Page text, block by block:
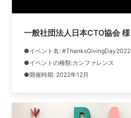
一般社団法人日本CTO協会 様
●イベント名: #ThanksGivingDay2022
●イベントの種類:カンファレンス
●開催時期: 2022年12月